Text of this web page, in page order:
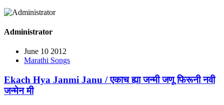
Administrator
June 10 2012
Marathi Songs
Ekach Hya Janmi Janu / एकाच ह्या जन्मी जणू फिरूनी नवी
जन्मेन मी